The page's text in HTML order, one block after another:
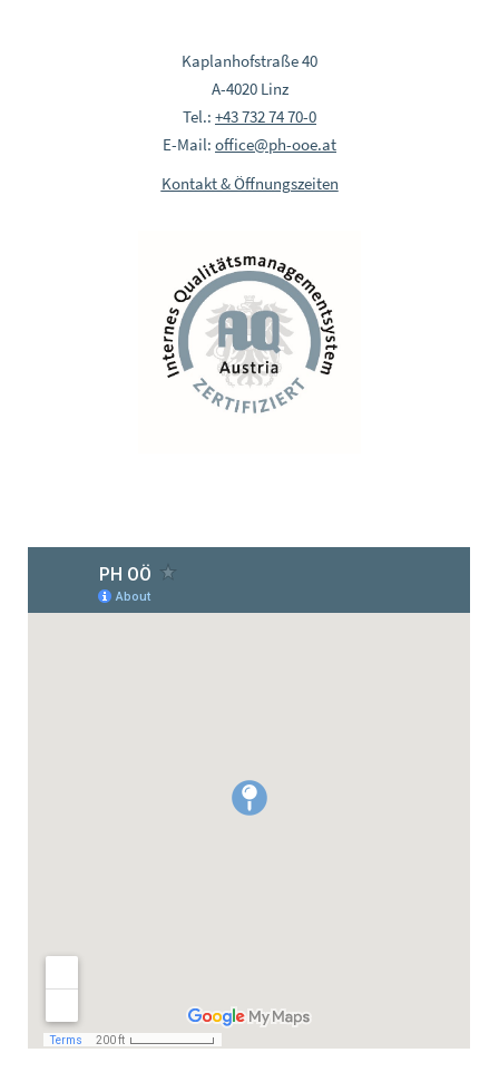
Kaplanhofstraße 40
A-4020 Linz
Tel.: +43 732 74 70-0
E-Mail: office@ph-ooe.at
Kontakt & Öffnungszeiten